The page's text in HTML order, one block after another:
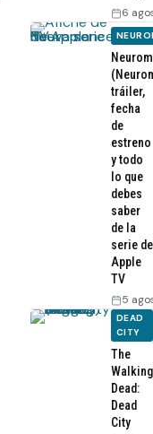
6
tráiler,
fecha
de
estreno
y todo
lo que
debes
saber
de la
serie de
Apple
TV
5
DEAD
CITY
The
Walking
Dead:
Dead
City